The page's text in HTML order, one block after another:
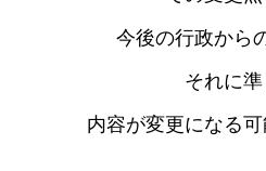
今後の行政から
それに準
内容が変更になる